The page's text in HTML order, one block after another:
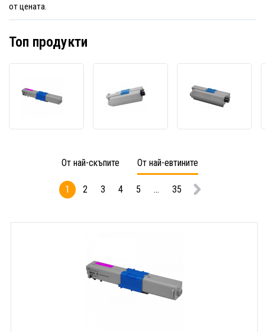
от цената.
Топ продукти
44973534
съвместим
44973536
съвместим
От най-скъпите
От най-евтините
1 2 3 4 5 ... 35